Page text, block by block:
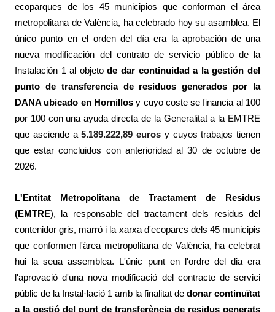
ecoparques de los 45 municipios que conforman el área
metropolitana de València, ha celebrado hoy su asamblea. El
único punto en el orden del día era la aprobación de una
nueva modificación del contrato de servicio público de la
Instalación 1 al objetode dar continuidad a la gestión del
punto de transferencia de residuos generados por la
DANA ubicado en Hornillosy cuyo coste se financia al 100
por 100 con una ayuda directa de la Generalitat a la EMTRE
que asciende a5.189.222,89 euros y cuyos trabajos tienen
que estar concluidos con anterioridad al 30 de octubre de
2026.
L'Entitat Metropolitana de Tractament de Residus
(EMTRE), la responsable del tractament dels residus del
contenidor gris, marró i la xarxa d'ecoparcs dels 45 municipis
que conformen l'àrea metropolitana de València, ha celebrat
hui la seua assemblea. L'únic punt en l'ordre del dia era
l'aprovació d'una nova modificació del contracte de servici
públic de la Instal·lació 1 amb la finalitat de donar continuïtat
a la gestió del punt de transferència de residus generats